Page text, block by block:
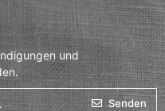
und
Senden